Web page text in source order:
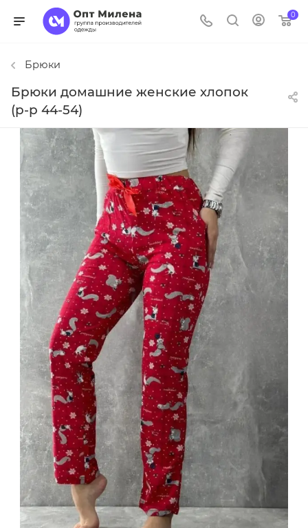
0
Брюки
Брюки домашние женские хлопок
(р-р 44-54)